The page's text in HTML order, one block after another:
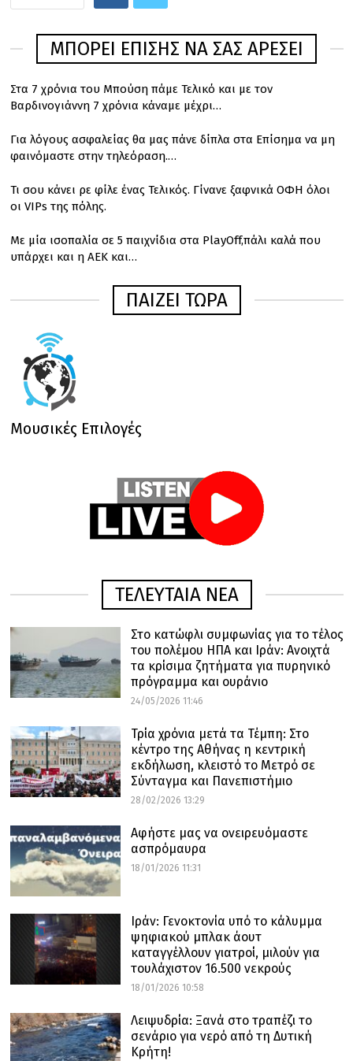
ΜΠΟΡΕΊ ΕΠΊΣΗΣ ΝΑ ΣΑΣ ΑΡΈΣΕΙ
Στα 7 χρόνια του Μπούση πάμε Τελικό και με τον
Βαρδινογιάννη 7 χρόνια κάναμε μέχρι…
Για λόγους ασφαλείας θα μας πάνε δίπλα στα Επίσημα να μη
φαινόμαστε στην τηλεόραση.…
Τι σου κάνει ρε φίλε ένας Τελικός. Γίνανε ξαφνικά ΟΦΗ όλοι
οι VIPs της πόλης.
Με μία ισοπαλία σε 5 παιχνίδια στα PlayOff,πάλι καλά που
υπάρχει και η ΑΕΚ και…
ΠΑΙΖΕΙ ΤΩΡΑ
Μουσικές Επιλογές
ΤΕΛΕΥΤΑΙΑ ΝΕΑ
Στο κατώφλι συμφωνίας για το τέλος
του πολέμου ΗΠΑ και Ιράν: Ανοιχτά
τα κρίσιμα ζητήματα για πυρηνικό
πρόγραμμα και ουράνιο
24/05/2026 11:46
Τρία χρόνια μετά τα Τέμπη: Στο
κέντρο της Αθήνας η κεντρική
εκδήλωση, κλειστό το Μετρό σε
Σύνταγμα και Πανεπιστήμιο
28/02/2026 13:29
Αφήστε μας να ονειρευόμαστε
ασπρόμαυρα
18/01/2026 11:31
Ιράν: Γενοκτονία υπό το κάλυμμα
ψηφιακού μπλακ άουτ
καταγγέλλουν γιατροί, μιλούν για
τουλάχιστον 16.500 νεκρούς
18/01/2026 10:58
Λειψυδρία: Ξανά στο τραπέζι το
σενάριο για νερό από τη Δυτική
Κρήτη!